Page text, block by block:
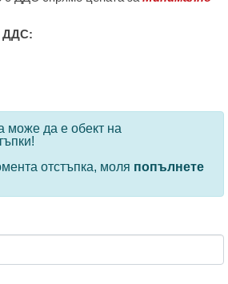
ДДС:
и количества се ползват
може да е обект на
отстъпка, моля попълнете